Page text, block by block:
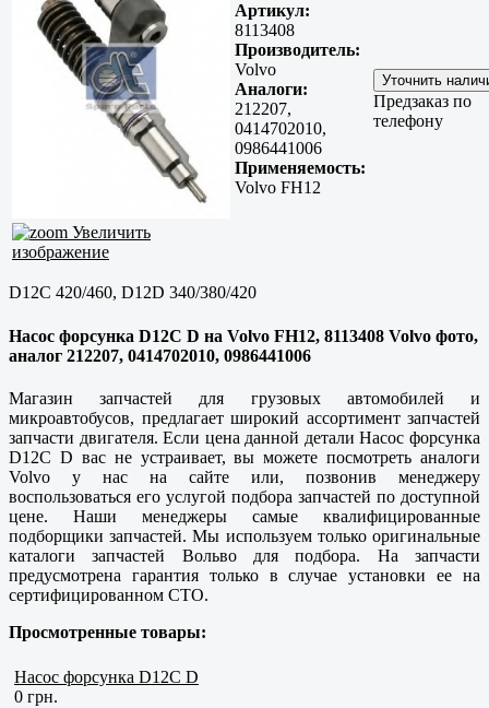
Увеличить
изображение
Артикул:
8113408
Производитель:
Volvo
Аналоги:
212207,
0414702010,
0986441006
Применяемость:
Volvo FH12
Предзаказ по
телефону
D12C 420/460, D12D 340/380/420
Насос форсунка D12C D на Volvo FH12, 8113408 Volvo фото,
аналог 212207, 0414702010, 0986441006
Магазин запчастей для грузовых автомобилей и
микроавтобусов, предлагает широкий ассортимент запчастей
запчасти двигателя. Если цена данной детали Насос форсунка
D12C D вас не устраивает, вы можете посмотреть аналоги
Volvo у нас на сайте или, позвонив менеджеру
воспользоваться его услугой подбора запчастей по доступной
цене. Наши менеджеры самые квалифицированные
подборщики запчастей. Мы используем только оригинальные
каталоги запчастей Вольво для подбора. На запчасти
предусмотрена гарантия только в случае установки ее на
сертифицированном СТО.
Просмотренные товары:
Насос форсунка D12C D
0 грн.